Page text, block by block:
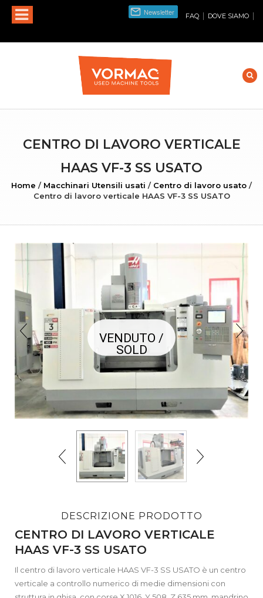
FAQ | DOVE SIAMO |
CENTRO DI LAVORO VERTICALE
HAAS VF-3 SS USATO
Home / Macchinari Utensili usati / Centro di lavoro usato /
Centro di lavoro verticale HAAS VF-3 SS USATO
VENDUTO /
SOLD
DESCRIZIONE PRODOTTO
CENTRO DI LAVORO VERTICALE
HAAS VF-3 SS USATO
Il centro di lavoro verticale HAAS VF-3 SS USATO è un centro
verticale a controllo numerico di medie dimensioni con